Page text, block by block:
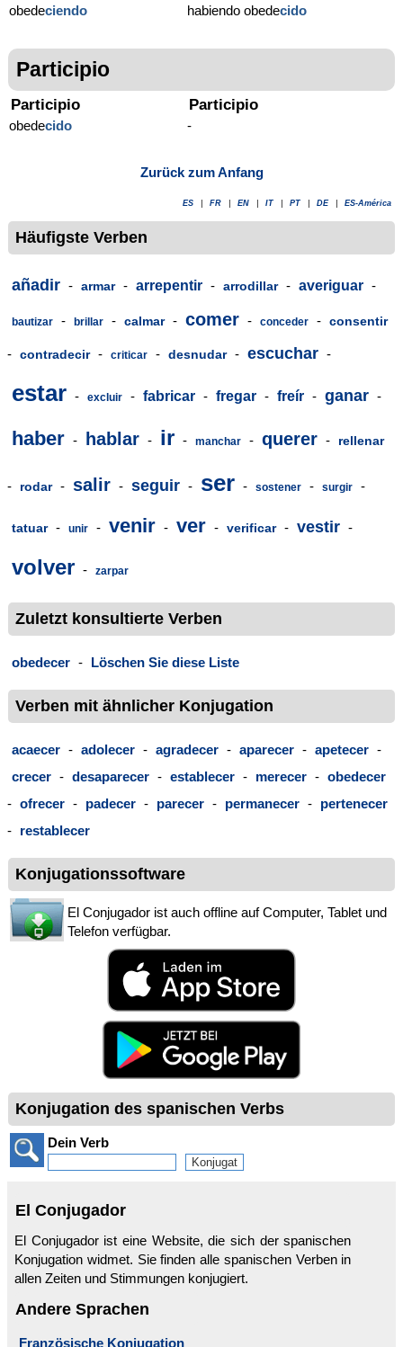
obedeciendo habiendo obedecido
Participio
Participio
obedecido
Participio
-
Zurück zum Anfang
ES FR EN IT PT DE ES-América
Häufigste Verben
añadir - armar - arrepentir - arrodillar - averiguar -
bautizar - brillar - calmar - comer - conceder - consentir
- contradecir - criticar - desnudar - escuchar -
estar - excluir - fabricar - fregar - freír - ganar -
haber - hablar - ir - manchar - querer - rellenar
- rodar - salir - seguir - ser - sostener - surgir -
tatuar - unir - venir - ver - verificar - vestir -
volver - zarpar
Zuletzt konsultierte Verben
obedecer - Löschen Sie diese Liste
Verben mit ähnlicher Konjugation
acaecer - adolecer - agradecer - aparecer - apetecer -
crecer - desaparecer - establecer - merecer - obedecer
- ofrecer - padecer - parecer - permanecer - pertenecer
- restablecer
Konjugationssoftware
El Conjugador ist auch offline auf Computer, Tablet und
Telefon verfügbar.
Konjugation des spanischen Verbs
Dein Verb
El Conjugador
El Conjugador ist eine Website, die sich der spanischen
Konjugation widmet. Sie finden alle spanischen Verben in
allen Zeiten und Stimmungen konjugiert.
Andere Sprachen
Französische Konjugation